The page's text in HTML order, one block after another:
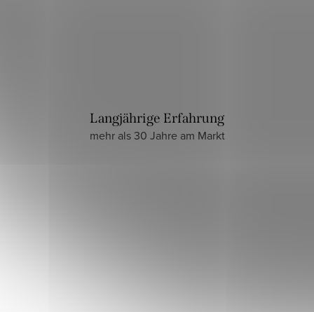
Langjährige Erfahrung
mehr als 30 Jahre am Markt